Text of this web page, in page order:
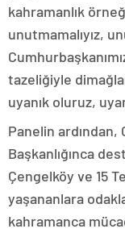
kahramanlık
unutmamalıyız,
tazeliğiyle
uyanık oluruz,
Panelin ardından,
Başkanlığınca
Çengelköy ve 15
yaşananlara
kahramanca